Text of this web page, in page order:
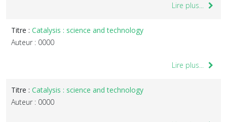
Lire plus...
Titre : Catalysis : science and technology
Auteur : 0000
Lire plus...
Titre : Catalysis : science and technology
Auteur : 0000